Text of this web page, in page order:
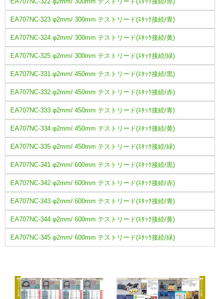
EA707NC-323 φ2mm/ 300mm テストリード(ｽﾀｯｸ接続/青)
EA707NC-324 φ2mm/ 300mm テストリード(ｽﾀｯｸ接続/黄)
EA707NC-325 φ2mm/ 300mm テストリード(ｽﾀｯｸ接続/緑)
EA707NC-331 φ2mm/ 450mm テストリード(ｽﾀｯｸ接続/黒)
EA707NC-332 φ2mm/ 450mm テストリード(ｽﾀｯｸ接続/赤)
EA707NC-333 φ2mm/ 450mm テストリード(ｽﾀｯｸ接続/青)
EA707NC-334 φ2mm/ 450mm テストリード(ｽﾀｯｸ接続/黄)
EA707NC-335 φ2mm/ 450mm テストリード(ｽﾀｯｸ接続/緑)
EA707NC-341 φ2mm/ 600mm テストリード(ｽﾀｯｸ接続/黒)
EA707NC-342 φ2mm/ 600mm テストリード(ｽﾀｯｸ接続/赤)
EA707NC-343 φ2mm/ 600mm テストリード(ｽﾀｯｸ接続/青)
EA707NC-344 φ2mm/ 600mm テストリード(ｽﾀｯｸ接続/黄)
EA707NC-345 φ2mm/ 600mm テストリード(ｽﾀｯｸ接続/緑)